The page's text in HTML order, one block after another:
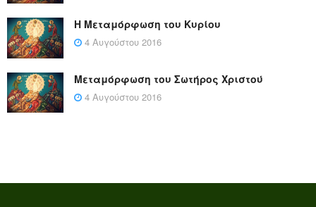
Η Μεταμόρφωση του Κυρίου
4 Αυγούστου 2016
Μεταμόρφωση του Σωτήρος Χριστού
4 Αυγούστου 2016